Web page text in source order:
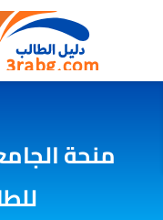
منحة